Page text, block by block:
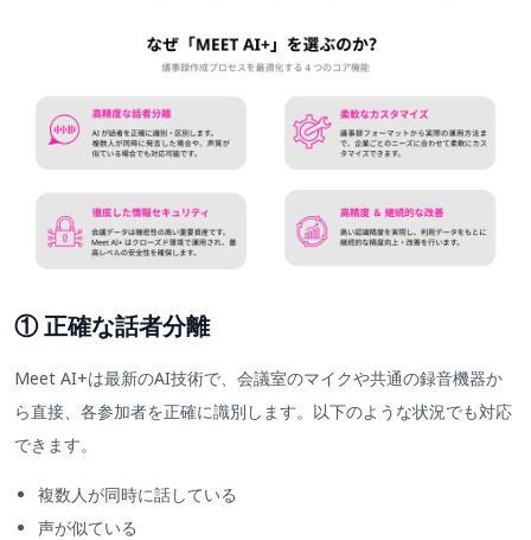
① 正確な話者分離
Meet AI+は最新のAI技術で、会議室のマイクや共通の録音機器か
ら直接、各参加者を正確に識別します。以下のような状況でも対応
できます。
複数人が同時に話している
声が似ている